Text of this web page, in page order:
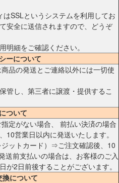
SSLというシステムを利用してお
安全に送信されますので、どうぞ
明細をご確認ください。
ーについて
品の発送とご連絡以外には一切使
管し、第三者に譲渡・提供するこ
ついて
定がない場合、 前払い決済の場合
10営業日以内に発送いたします。
ットカード）⇒ご注文確認後、10
送前支払いの場合は、お客様のご入
が2日前後することがございます。
換について